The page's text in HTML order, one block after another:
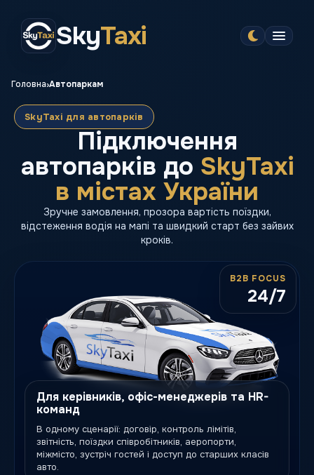
SkyTaxi
Головна›Автопаркам
SkyTaxi для автопарків
Підключення
автопарків до SkyTaxi
в містах України
Зручне замовлення, прозора вартість поїздки,
відстеження водія на мапі та швидкий старт без зайвих
кроків.
Для керівників, офіс-менеджерів та HR-
команд
В одному сценарії: договір, контроль лімітів,
звітність, поїздки співробітників, аеропорти,
міжмісто, зустріч гостей і доступ до старших класів
авто.
B2B FOCUS
24/7